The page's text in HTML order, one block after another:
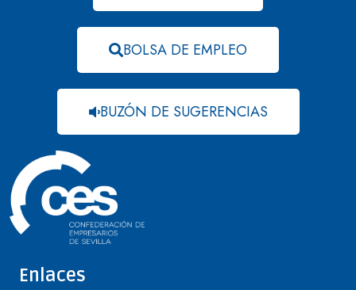
BOLSA DE EMPLEO
BUZÓN DE SUGERENCIAS
Enlaces